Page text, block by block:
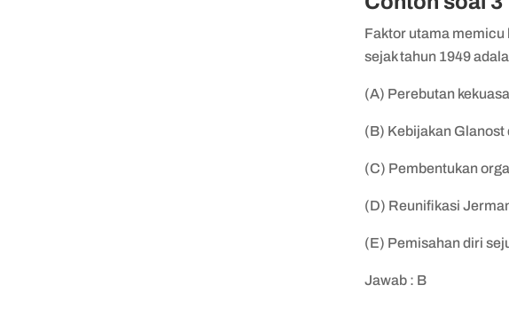
Faktor utama memicu
sejak tahun 1949
(A) Perebutan
(B) Kebijakan
(C) Pembentukan
(D) Reunifikasi
(E) Pemisahan diri
Jawab : B